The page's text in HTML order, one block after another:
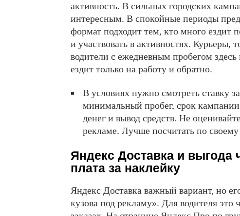
активность. В сильных городских
интересным. В спокойные периоды
формат подходит тем, кто много ездит
и участвовать в активностях. Курьеры,
водители с ежедневным пробегом
ездит только на работу и обратно.
В условиях нужно смотреть ставку
минимальный пробег, срок
денег и вывод средств. Не
рекламе. Лучше посчитать по
Яндекс Доставка и выгода
плата за наклейку
Яндекс Доставка важный вариант, но
кузова под рекламу». Для водителя